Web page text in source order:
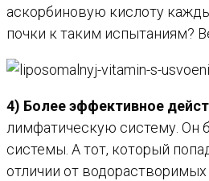
аскорбиновую кислоту
почки к таким испытаниям?
4) Более эффективное
лимфатическую систему. Он
системы. А тот, который
отличии от